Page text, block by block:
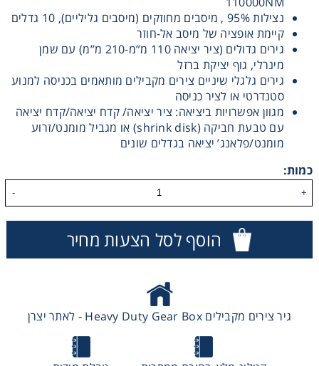
נצילות 95% , מיסבים מחוזקים (מיסבים גליליים), 10 גדלים
קיימת אופציה של מיסב אל-חוזר
גירים גדולים (ציר יציאה 110 מ”מ-210 מ”מ) עם שמן
מינרלי, גוף יציקת ברזל
גירים גלגלי שיניים צירים מקבילים מותאמים בכניסה למנוע
סטנדרטי או לציר כניסה
מגוון אפשרויות ביציאה: ציר יציאה/ קדח יציאה/קדח יציאה
עם טבעת חביקה (shrink disk) או מגביל מומנט/זרוע
מומנט/פלאנג’ יציאה בגדלים שונים
כמות:
+
-
הוסף לסל הצעות מחיר
גיר צירים מקבילים Heavy Duty Gear Box - לאתר יצרן